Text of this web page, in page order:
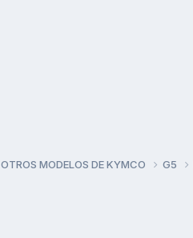
OTROS MODELOS DE KYMCO G5